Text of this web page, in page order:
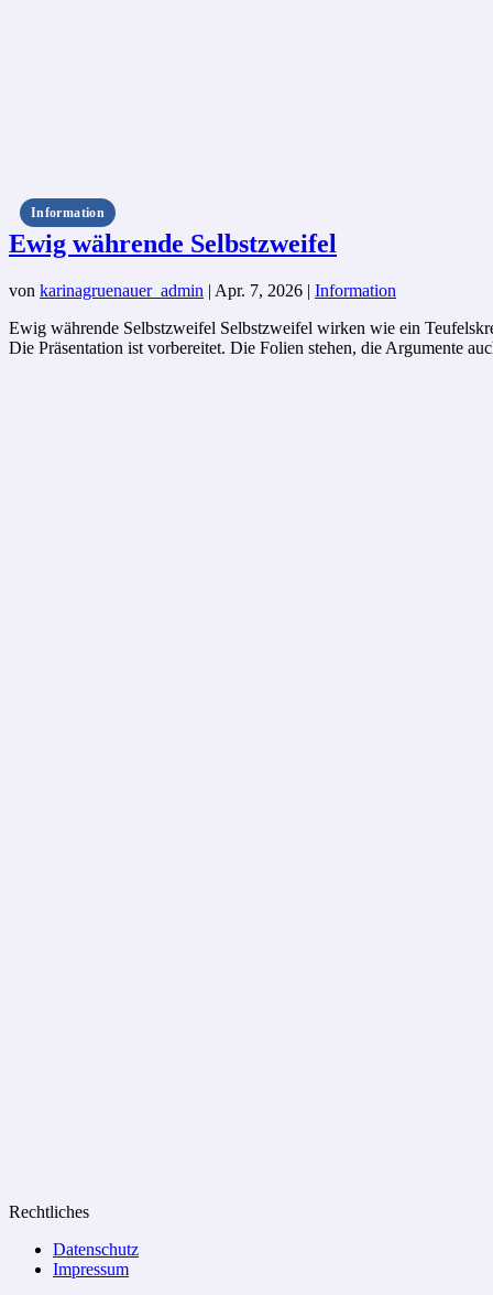
Information
Ewig währende Selbstzweifel
von karinagruenauer_admin | Apr. 7, 2026 | Information
Ewig währende Selbstzweifel Selbstzweifel wirken wie ein
Die Präsentation ist vorbereitet. Die Folien stehen, die Argumente
Rechtliches
Datenschutz
Impressum